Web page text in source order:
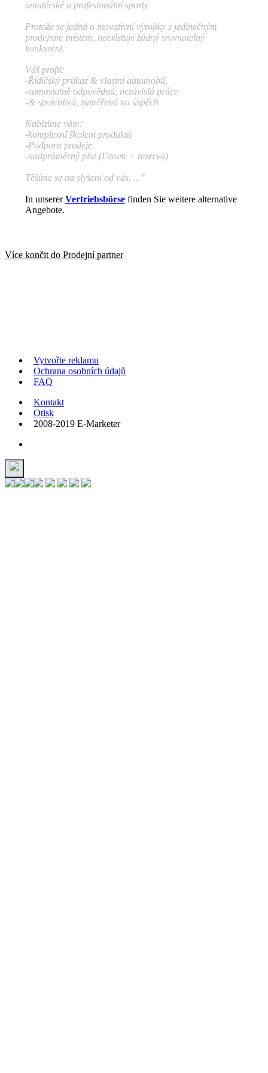
amatérské a profesionální sporty
Protože se jedná o inovativní výrobky s jedinečným
prodejním místem, neexistuje žádný srovnatelný
konkurent.
Váš profil:
-Řidičský průkaz & vlastní automobil,
-samostatně odpovědná, nezávislá práce
-& spolehlivá, zaměřená na úspěch
Nabízíme vám:
-komplexní školení produktů
-Podpora prodeje
-nadprůměrný plat (Fixum + rezerva)
Těšíme se na slyšení od vás. ..."
In unsererVertriebsbörsefinden Sie weitere alternative
Angebote.
Více končit do Prodejní partner
Vytvořte reklamu
Ochrana osobních údajů
FAQ
Kontakt
Otisk
2008-2019 E-Marketer